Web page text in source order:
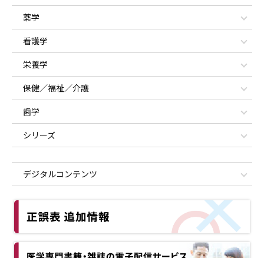
薬学
看護学
栄養学
保健／福祉／介護
歯学
シリーズ
デジタルコンテンツ